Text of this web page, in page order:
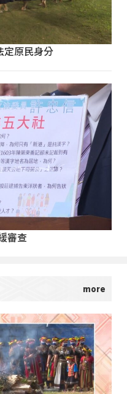
定原民身分
審查